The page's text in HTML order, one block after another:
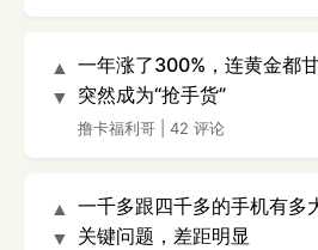
▲
▼
一年涨了300%，连黄金都
突然成为“抢手货”
撸卡福利哥 42 评论
▲
▼
一千多跟四千多的手机有多
关键问题，差距明显